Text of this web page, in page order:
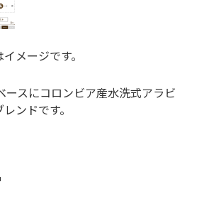
メージです。
ースにコロンビア産水洗式アラビ
ンドです。